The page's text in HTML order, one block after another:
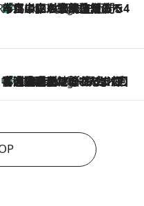
CHOICE
3 Hours Ago
「立川にも歌舞伎があるんだよ」 片岡仁左衛門・市川中車ら豪華座組みで4年目の立川立飛歌舞伎へ
稲の勝手に再ブーム
8 Hours Ago
「湘南乃風に憧れて」観客大盛上がりの“タオル回し”に、ラッパー顔負けの高速歌唱まで…さだまさし（74）のアグレッシブすぎる現在地